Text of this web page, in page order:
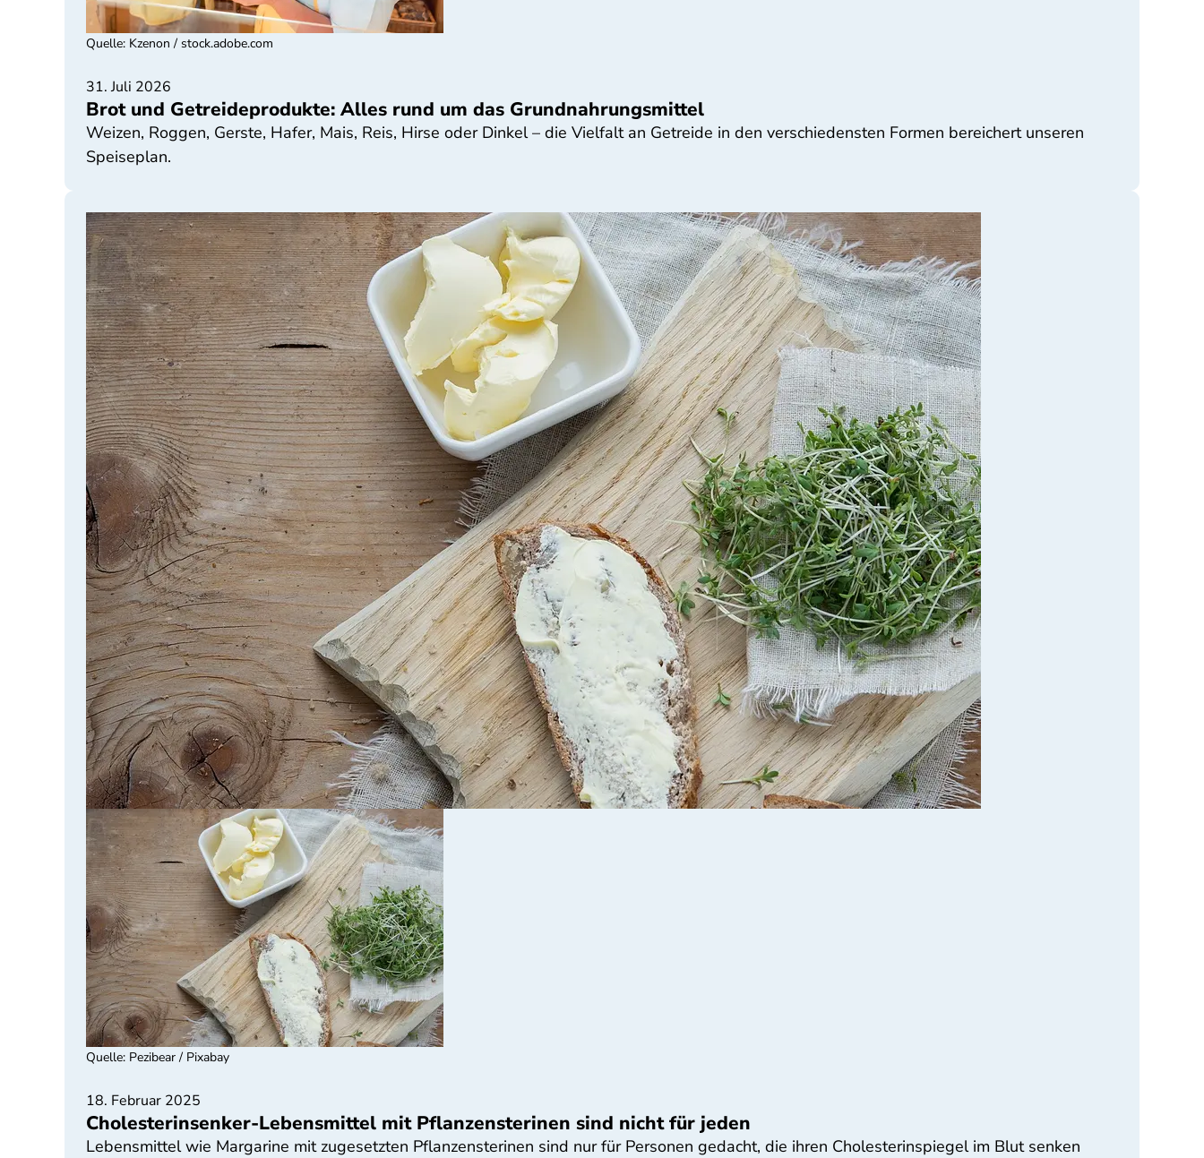
31. Juli 2026
Brot und Getreideprodukte: Alles rund um das Grundnahrungsmittel
Weizen, Roggen, Gerste, Hafer, Mais, Reis, Hirse oder Dinkel – die Vielfalt an Getreide in den verschiedensten Formen bereichert unseren
Speiseplan.
Quelle: Kzenon / stock.adobe.com
18. Februar 2025
Cholesterinsenker-Lebensmittel mit Pflanzensterinen sind nicht für jeden
Lebensmittel wie Margarine mit zugesetzten Pflanzensterinen sind nur für Personen gedacht, die ihren Cholesterinspiegel im Blut senken
Quelle: Pezibear / Pixabay